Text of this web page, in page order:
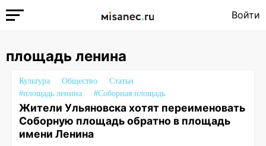
Войти
площадь ленина
Культура Общество
Статьи
#площадь ленина
#Соборная площадь
Жители Ульяновска хотят переименовать
Соборную площадь обратно в площадь
имени Ленина